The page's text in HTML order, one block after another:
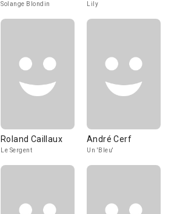
Solange Blondin Lily
Roland Caillaux
Le Sergent
André Cerf
Un 'Bleu'